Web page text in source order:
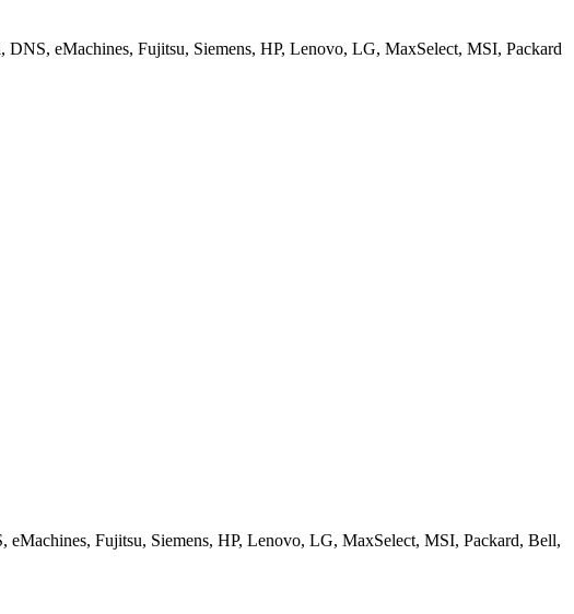
eMachines, Fujitsu, Siemens, HP, Lenovo, LG, MaxSelect, MSI, Packard
Fujitsu, Siemens, HP, Lenovo, LG, MaxSelect, MSI, Packard, Bell,